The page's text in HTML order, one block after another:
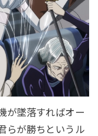
が墜落すればオー
らが勝ちというル